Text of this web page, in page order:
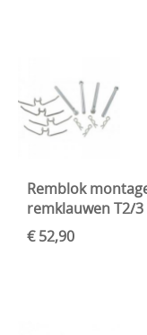
Remblok
remklauwen T2/3
€ 52,90